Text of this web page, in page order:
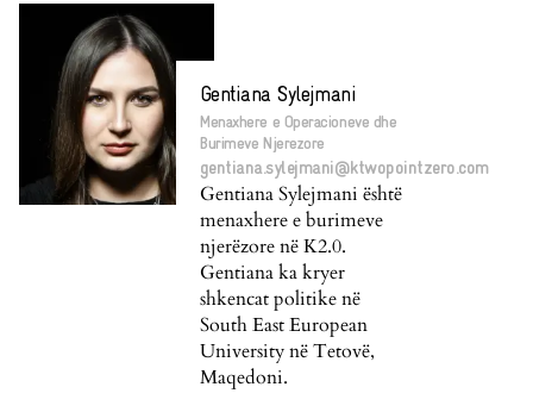
Gentiana Sylejmani
Menaxhere e Operacioneve dhe
Burimeve Njerezore
gentiana.sylejmani@ktwopointzero.com
Gentiana Sylejmani është
menaxhere e burimeve
njerëzore në K2.0.
Gentiana ka kryer
shkencat politike në
South East European
University në Tetovë,
Maqedoni.